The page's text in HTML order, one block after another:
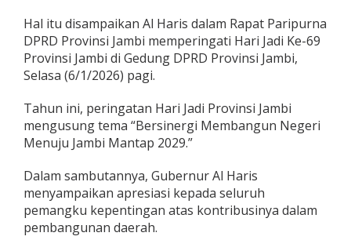
a
s
i
m
l
P
r
o
r
a
m
P
u
Hal itu disampaikan Al Haris dalam Rapat Paripurna
DPRD Provinsi Jambi memperingati Hari Jadi Ke-69
Provinsi Jambi di Gedung DPRD Provinsi Jambi,
Selasa (6/1/2026) pagi.
Tahun ini, peringatan Hari Jadi Provinsi Jambi
mengusung tema “Bersinergi Membangun Negeri
Menuju Jambi Mantap 2029.”
Dalam sambutannya, Gubernur Al Haris
menyampaikan apresiasi kepada seluruh
pemangku kepentingan atas kontribusinya dalam
pembangunan daerah.